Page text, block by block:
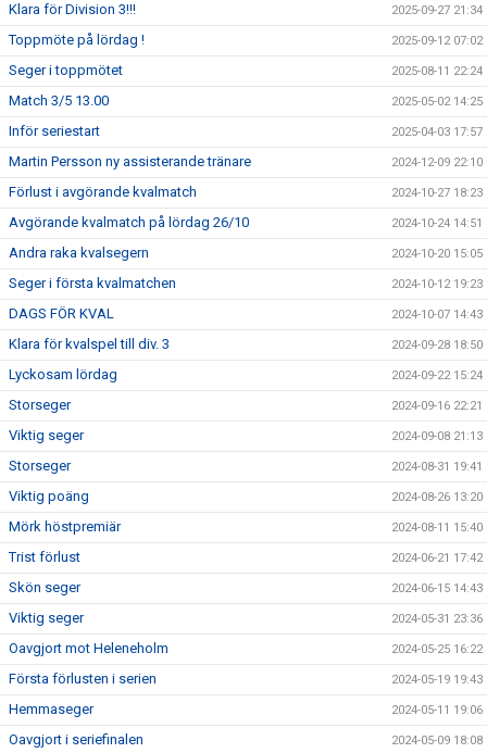
Klara för Division 3!!! 2025-09-27 21:34
Toppmöte på lördag ! 2025-09-12 07:02
Seger i toppmötet 2025-08-11 22:24
Match 3/5 13.00 2025-05-02 14:25
Inför seriestart 2025-04-03 17:57
Martin Persson ny assisterande tränare 2024-12-09 22:10
Förlust i avgörande kvalmatch 2024-10-27 18:23
Avgörande kvalmatch på lördag 26/10 2024-10-24 14:51
Andra raka kvalsegern 2024-10-20 15:05
Seger i första kvalmatchen 2024-10-12 19:23
DAGS FÖR KVAL 2024-10-07 14:43
Klara för kvalspel till div. 3 2024-09-28 18:50
Lyckosam lördag 2024-09-22 15:24
Storseger 2024-09-16 22:21
Viktig seger 2024-09-08 21:13
Storseger 2024-08-31 19:41
Viktig poäng 2024-08-26 13:20
Mörk höstpremiär 2024-08-11 15:40
Trist förlust 2024-06-21 17:42
Skön seger 2024-06-15 14:43
Viktig seger 2024-05-31 23:36
Oavgjort mot Heleneholm 2024-05-25 16:22
Första förlusten i serien 2024-05-19 19:43
Hemmaseger 2024-05-11 19:06
Oavgjort i seriefinalen 2024-05-09 18:08